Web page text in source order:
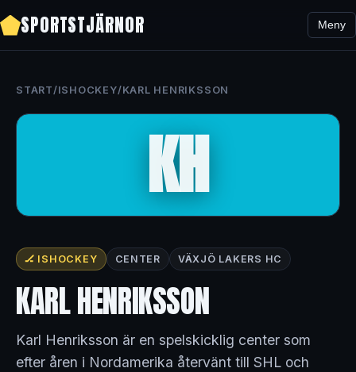
SPORTSTJÄRNOR Meny
START/ISHOCKEY/KARL HENRIKSSON
KH
🏒 ISHOCKEY CENTER VÄXJÖ LAKERS HC
KARL HENRIKSSON
Karl Henriksson är en spelskicklig center som
efter åren i Nordamerika återvänt till SHL och